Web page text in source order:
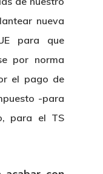
nueva
para que
por norma
el pago de
-para
para el TS